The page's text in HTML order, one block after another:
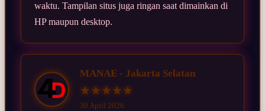
waktu. Tampilan situs juga ringan saat dimainkan di
HP maupun desktop.
MANAE - Jakarta Selatan
★★★★★
30 April 2026